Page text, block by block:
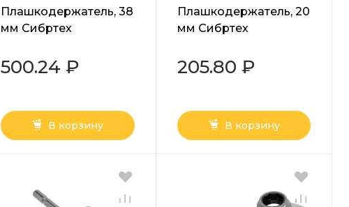
Плашкодержатель, 38
мм Сибртех
500.24 ₽
В корзину
Плашкодержатель, 20
мм Сибртех
205.80 ₽
В корзину